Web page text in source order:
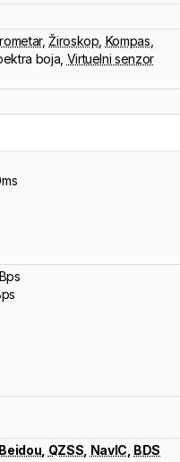
,Žiroskop Kompas
boja Virtuelni senzor
Beidou QZSS NavIC BDS